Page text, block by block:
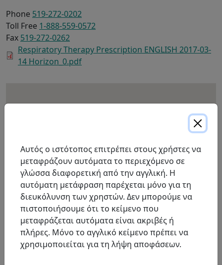
Phone 519-272-0202
Toll Free 1-888-559-0572
Fax 519-272-0262
Respiratory Therapy Prescription ENGLISH 2017-03-
14 Horizon_0.pdf
Αυτός ο ιστότοπος επιτρέπει στους χρήστες να
μεταφράζουν αυτόματα το περιεχόμενο σε
γλώσσα διαφορετική από την αγγλική. Η
αυτόματη μετάφραση παρέχεται μόνο για τη
διευκόλυνση των χρηστών. Δεν μπορούμε να
πιστοποιήσουμε ότι το κείμενο που
μεταφράζεται αυτόματα είναι ακριβές ή
πλήρες. Μόνο το αγγλικό κείμενο πρέπει να
χρησιμοποιείται για τη λήψη αποφάσεων.